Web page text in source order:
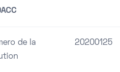
de la
20200125